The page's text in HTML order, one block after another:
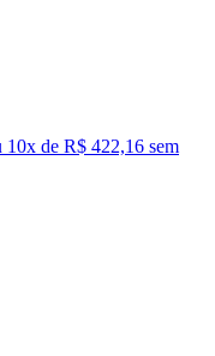
10x de R$ 422,16 sem